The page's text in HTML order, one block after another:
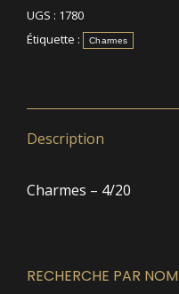
UGS : 1780
Étiquette :
Charmes
Description
Charmes – 4/20
RECHERCHE PAR NOM